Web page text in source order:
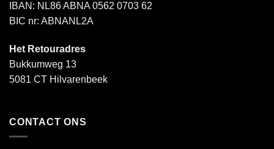
IBAN: NL86 ABNA 0562 0703 62
BIC nr: ABNANL2A
Het Retouradres
Bukkumweg 13
5081 CT Hilvarenbeek
CONTACT ONS